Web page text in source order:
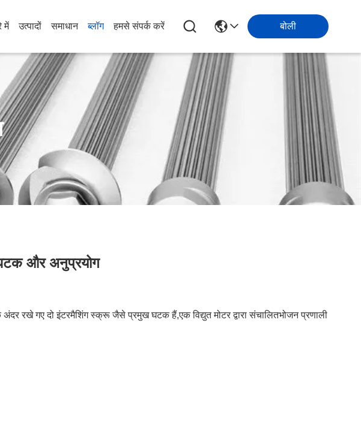
में उत्पादों समाधान ब्लॉग हमसे संपर्क करें बोली
और अनुप्रयोग
गए दो इंटरमैशिंग स्क्रू जैसे प्रमुख घटक हैं,एक विद्युत मोटर द्वारा संचालितभोजन प्रणाली